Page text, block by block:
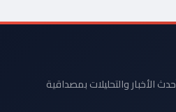
الأخبار والتحليلات بمصداقية